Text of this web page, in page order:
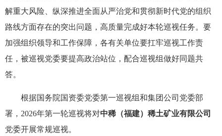
解重大风险、纵深推进全面从严治党和贯彻新时代党的组织
路线方面存在的突出问题，高质量完成好本轮巡视任务。要
加强组织领导和工作保障，各有关单位要扛牢巡视工作责
任，被巡视党委要提高政治站位，配合巡视组做好同题共
答。
根据国务院国资委党委第一巡视组和集团公司党委部
署，2026年第一轮巡视将对中稀（福建）稀土矿业有限公司
党委开展常规巡视。